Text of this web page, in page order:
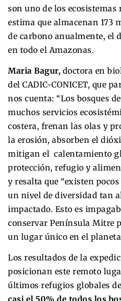
son uno de los ecosistemas
estima que almacenan 173
de carbono anualmente, el
en todo el Amazonas.
Maria Bagur, doctora en
del CADIC-CONICET, que
nos cuenta: “Los bosques
muchos servicios
costera, frenan las olas y
la erosión, absorben el
mitigan el calentamiento
protección, refugio y
y resalta que “existen
un nivel de diversidad tan
impactado. Esto es
conservar Península Mitre
un lugar único en el planeta
Los resultados de la
posicionan este remoto
últimos refugios globales
casi el 50% de todos los